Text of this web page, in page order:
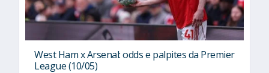
West Ham x Arsenal: odds e palpites da Premier
League (10/05)